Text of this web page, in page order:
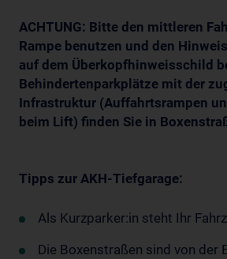
ACHTUNG: Bitte den mittleren
Rampe benutzen und den Hinweis
auf dem Überkopfhinweisschild
Behindertenparkplätze mit der
Infrastruktur (Auffahrtsrampen
beim Lift) finden Sie in
Tipps zur AKH-Tiefgarage:
Als Kurzparker:in steht Ihr
Die Boxenstraßen sind von der